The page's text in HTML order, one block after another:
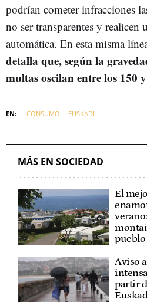
podrían cometer infracciones
no ser transparentes y realicen
automática. En esta misma
detalla que, según la
multas oscilan entre los 150
CONSUMO EUSKADI
MÁS EN SOCIEDAD
El
Aviso
partir